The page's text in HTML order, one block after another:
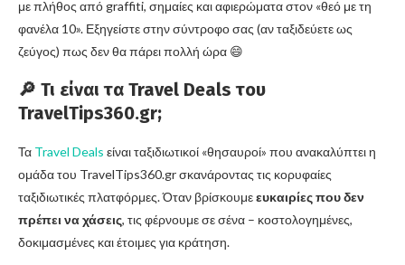
με πλήθος από graffiti, σημαίες και αφιερώματα στον «θεό με τη
φανέλα 10». Εξηγείστε στην σύντροφο σας (αν ταξιδεύετε ως
ζεύγος) πως δεν θα πάρει πολλή ώρα 😄
🔎 Τι είναι τα Travel Deals του
TravelTips360.gr;
Τα Travel Deals είναι ταξιδιωτικοί «θησαυροί» που ανακαλύπτει η
ομάδα του TravelTips360.gr σκανάροντας τις κορυφαίες
ταξιδιωτικές πλατφόρμες. Όταν βρίσκουμεευκαιρίες που δεν
πρέπει να χάσεις, τις φέρνουμε σε σένα – κοστολογημένες,
δοκιμασμένες και έτοιμες για κράτηση.